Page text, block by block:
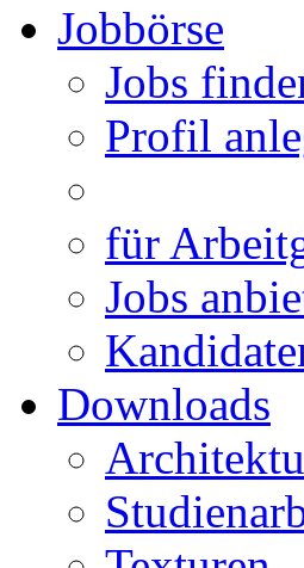
Jobbörse
Jobs
Profil
für
Jobs
Downloads